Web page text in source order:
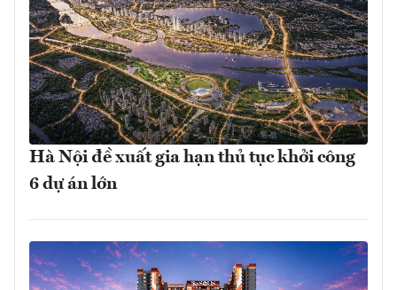
Hà Nội đề xuất gia hạn thủ tục khởi công
6 dự án lớn